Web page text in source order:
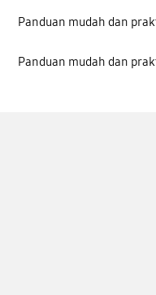
Panduan mudah dan
Panduan mudah dan